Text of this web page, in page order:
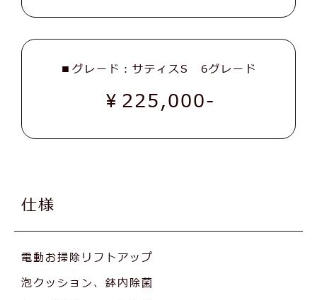
■グレード：サティスS 6グレード
￥225,000-
仕様
電動お掃除リフトアップ
泡クッション、鉢内除菌